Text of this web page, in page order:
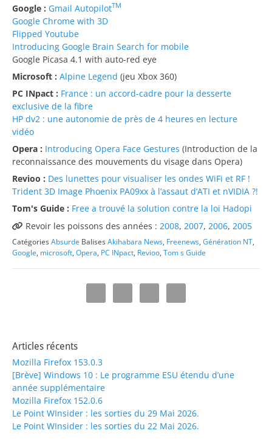
Google : Gmail AutopilotTM
Google Chrome with 3D
Flipped Youtube
Introducing Google Brain Search for mobile
Google Picasa 4.1 with auto-red eye
Microsoft : Alpine Legend (jeu Xbox 360)
PC INpact : France : un accord-cadre pour la desserte
exclusive de la fibre
HP dv2 : une autonomie de près de 4 heures en lecture
vidéo
Opera : Introducing Opera Face Gestures (Introduction de la
reconnaissance des mouvements du visage dans Opera)
Revioo : Des lunettes pour visualiser les ondes WiFi et RF !
Trident 3D Image Phoenix PA09xx à l’assaut d’ATI et nVIDIA ?!
Tom's Guide : Free a trouvé la solution contre la loi Hadopi
Revoir les poissons des années : 2008, 2007, 2006, 2005
CatégoriesAbsurde BalisesAkihabara News, Freenews, Génération NT,
Google, microsoft, Opera, PC INpact, Revioo, Tom s Guide
Articles récents
Mozilla Firefox 153.0.3
[Brève] Windows 10 : Le programme ESU étendu d’une
année supplémentaire
Mozilla Firefox 152.0.6
Le Point WInsider : les sorties du 29 Mai 2026.
Le Point WInsider : les sorties du 22 Mai 2026.